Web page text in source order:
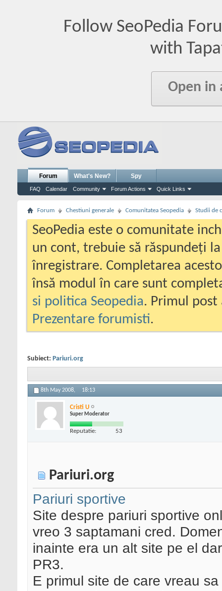
Follow SeoPedia
with
Open in
Forum
FAQ Calendar Community Forum Actions Quick Links
What's New? Spy
Forum Chestiuni generale Comunitatea Seopedia Studii de
SeoPedia este o comunitate
un cont, trebuie să răspundeți
înregistrare. Completarea
însă modul în care sunt
si politica Seopedia. Primul
Prezentare forumisti.
Subiect: Pariuri.org
8th May 2008, 18:13
Cristi U
Super Moderator
Reputatie: 53
Pariuri.org
Pariuri sportive
Site despre pariuri sportive
vreo 3 saptamani cred.
inainte era un alt site pe el
PR3.
E primul site de care vreau